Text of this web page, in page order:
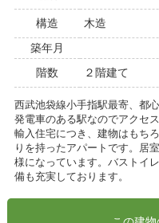
構造
木造
築年月
階数
２階建て
西武池袋線小手指駅最寄、都
発電車のある駅なのでアクセ
輸入住宅につき、建物はもち
りを持ったアパートです。居
様になっています。バストイ
備も充実しております。